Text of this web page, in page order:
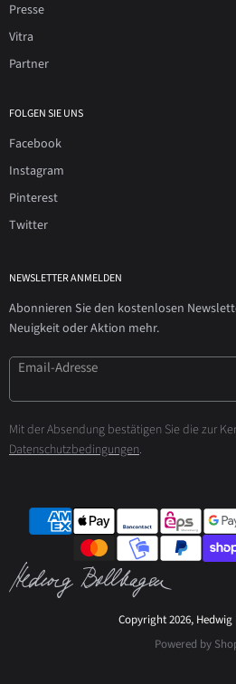
Presse
Vitra
Partner
FOLGEN SIE UNS
Facebook
Instagram
Pinterest
Twitter
NEWSLETTER ANMELDEN
Abonnieren Sie den kostenlosen
Neuigkeit oder Aktion mehr.
Email-Adresse
Mit der Absendung bestätigen Sie die zur
Datenschutzbedingungen.
Copyright 2026,
Powered by